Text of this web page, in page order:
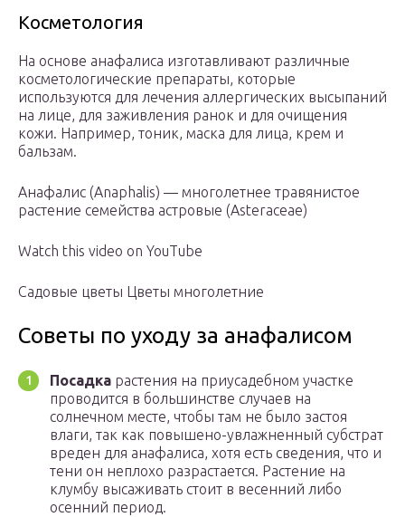
Косметология
На основе анафалиса изготавливают различные
косметологические препараты, которые
используются для лечения аллергических высыпаний
на лице, для заживления ранок и для очищения
кожи. Например, тоник, маска для лица, крем и
бальзам.
Анафалис (Anaphalis) — многолетнее травянистое
растение семейства астровые (Asteraceae)
Watch this video on YouTube
Садовые цветы Цветы многолетние
Советы по уходу за анафалисом
Посадка растения на приусадебном участке
проводится в большинстве случаев на
солнечном месте, чтобы там не было застоя
влаги, так как повышено-увлажненный субстрат
вреден для анафалиса, хотя есть сведения, что и
тени он неплохо разрастается. Растение на
клумбу высаживать стоит в весенний либо
осенний период.